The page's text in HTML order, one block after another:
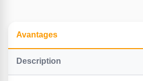
Avantages
Description